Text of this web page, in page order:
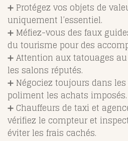
➕ Protégez vos objets de
uniquement l’essentiel.
➕ Méfiez-vous des faux
du tourisme pour des
➕ Attention aux tatouages
les salons réputés.
➕ Négociez toujours dans
poliment les achats imposés.
➕ Chauffeurs de taxi et
vérifiez le compteur et
éviter les frais cachés.